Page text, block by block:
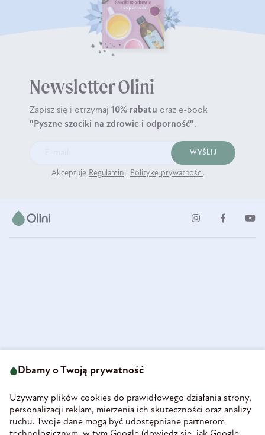
Newsletter Olini
Zapisz się i otrzymaj 10% rabatu oraz e-book
"Pyszne szociki na zdrowie i odporność".
WYŚLIJ
Akceptuję Regulamin i Politykę prywatności.
58-160 Świebodzice
REGON 890213034
INFORMACJE
Dbamy o Twoją prywatność
Używamy plików cookies do prawidłowego działania strony,
personalizacji reklam, mierzenia ich skuteczności oraz analizy
ruchu. Twoje dane mogą być udostępniane partnerom